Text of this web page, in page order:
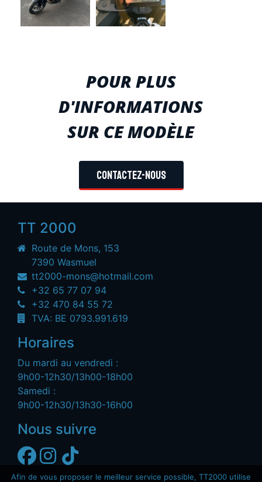
POUR PLUS
D'INFORMATIONS
SUR CE MODÈLE
Contactez-nous
TT 2000
Route de Mons, 153
7390 Wasmuel
tt2000-mons@hotmail.com
+32 65 77 07 94
+32 470 84 55 72
TVA: BE 0793.991.619
Horaires
Du mardi au vendredi :
9h00-12h30/13h00-18h00
Samedi :
9h00-12h30/13h30-16h00
Nous suivre
Afin de vous proposer le meilleur service possible, TT2000 utilise